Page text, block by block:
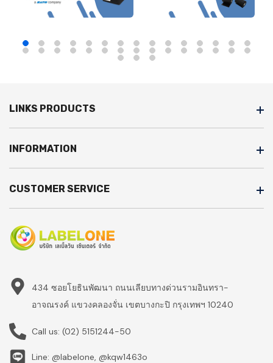
LINKS PRODUCTS
INFORMATION
CUSTOMER SERVICE
434 ซอยโยธินพัฒนา ถนนเลียบทางด่วนรามอินทรา-
อาจณรงค์ แขวงคลองจั่น เขตบางกะปิ กรุงเทพฯ 10240
Call us: (02) 5151244-50
Line: @labelone, @kqw1463o